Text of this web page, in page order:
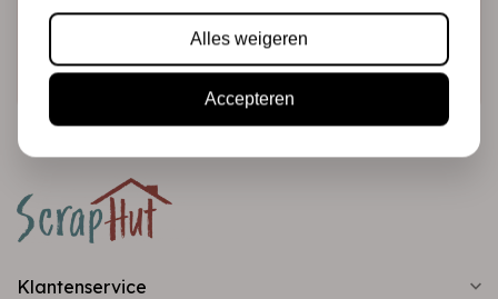
Abonneer
Klantenservice
Alles weigeren
Accepteren